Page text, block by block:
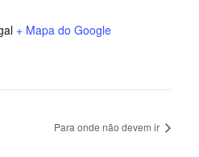
+ Mapa do Google
Para onde não devem ir